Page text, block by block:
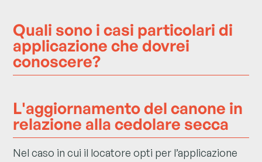
Quali sono i casi particolari di
applicazione che dovrei
conoscere?
L'aggiornamento del canone in
relazione alla cedolare secca
Nel caso in cui il locatore opti per l’applicazione